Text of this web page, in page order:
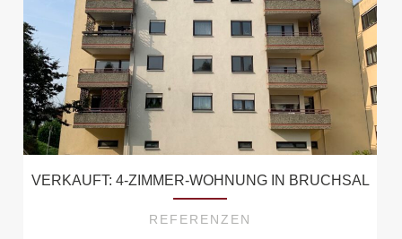
VERKAUFT: 4-ZIMMER-WOHNUNG IN BRUCHSAL
REFERENZEN